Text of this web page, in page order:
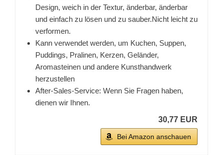
Design, weich in der Textur, änderbar, änderbar
und einfach zu lösen und zu sauber.Nicht leicht zu
verformen.
Kann verwendet werden, um Kuchen, Suppen,
Puddings, Pralinen, Kerzen, Geländer,
Aromasteinen und andere Kunsthandwerk
herzustellen
After-Sales-Service: Wenn Sie Fragen haben,
dienen wir Ihnen.
30,77 EUR
Bei Amazon anschauen